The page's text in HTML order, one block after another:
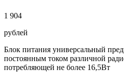
1 904
рублей
Блок питания универсальный
постоянным током различной
потребляющей не более 16,5Вт